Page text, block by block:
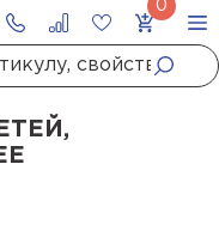
данныхУЗИП